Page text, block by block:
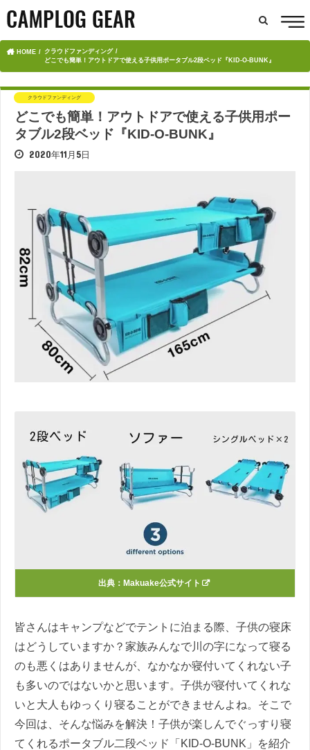
HOME
クラウドファンディング
どこでも簡単！アウトドアで使える子供用ポータブル2段ベッド『KID-O-BUNK』
クラウドファンディング
どこでも簡単！アウトドアで使える子供用ポー
タブル2段ベッド『KID-O-BUNK』
2020年11月5日
出典：Makuake公式サイト
皆さんはキャンプなどでテントに泊まる際、子供の寝床
はどうしていますか？家族みんなで川の字になって寝る
のも悪くはありませんが、なかなか寝付いてくれない子
も多いのではないかと思います。子供が寝付いてくれな
いと大人もゆっくり寝ることができませんよね。そこで
今回は、そんな悩みを解決！子供が楽しんでぐっすり寝
てくれるポータブル二段ベッド「KID-O-BUNK」を紹介